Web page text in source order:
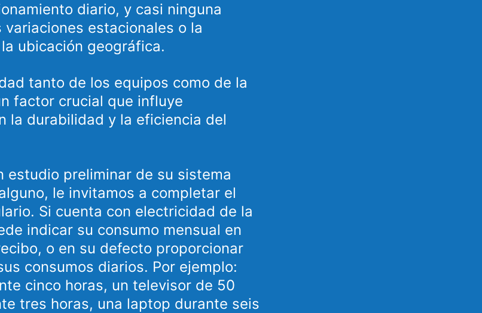
diario, y casi ninguna
estacionales o la
ubicación geográfica.
tanto de los equipos como de la
factor crucial que influye
la durabilidad y la eficiencia del
estudio preliminar de su sistema
le invitamos a completar el
Si cuenta con electricidad de la
indicar su consumo mensual en
o en su defecto proporcionar
consumos diarios. Por ejemplo:
cinco horas, un televisor de 50
tres horas, una laptop durante seis